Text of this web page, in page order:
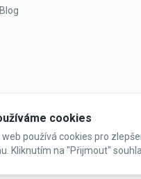
Blog
cookies
používá cookies pro
Kliknutím na "Přijmout"